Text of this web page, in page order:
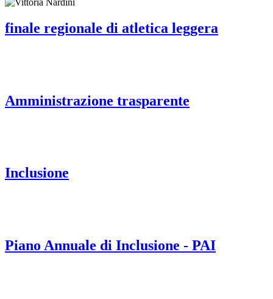
finale regionale di atletica leggera
Amministrazione trasparente
Inclusione
Piano Annuale di Inclusione - PAI